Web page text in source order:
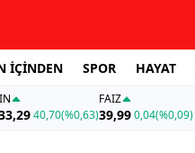
İÇİNDEN SPOR HAYAT
40,70(%0,63)
FAİZ
39,990,04(%0,09)